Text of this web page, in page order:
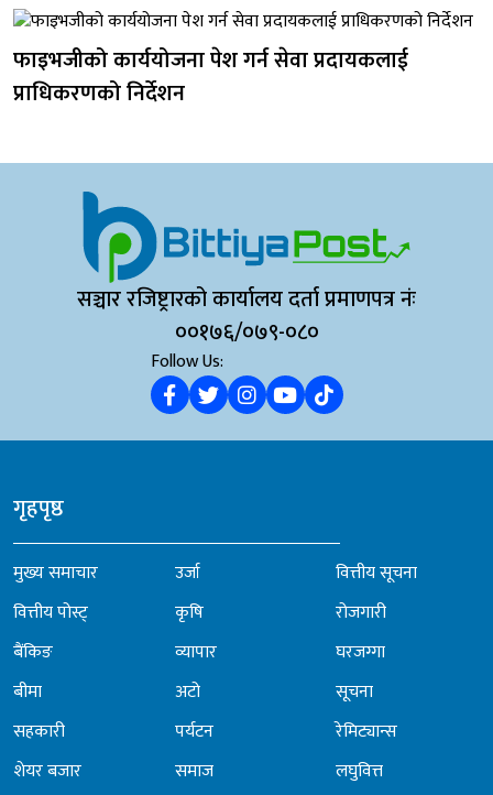
फाइभजीको कार्ययोजना पेश गर्न सेवा प्रदायकलाई
प्राधिकरणको निर्देशन
सञ्चार रजिष्ट्रारको कार्यालय दर्ता प्रमाणपत्र नंः
००१७६/०७९-०८०
Follow Us:
गृहपृष्ठ
मुख्य समाचार
वित्तीय पोस्ट्
बैंकिङ
बीमा
सहकारी
शेयर बजार
उर्जा
कृषि
व्यापार
अटो
पर्यटन
समाज
वित्तीय सूचना
रोजगारी
घरजग्गा
सूचना
रेमिट्यान्स
लघुवित्त